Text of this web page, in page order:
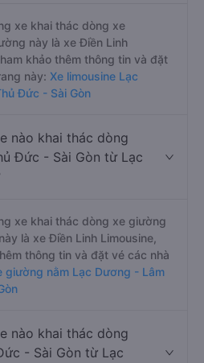
xe khai thác dòng xe
này là xe Điền Linh
khảo thêm thông tin và đặt
này: Xe limousine Lạc
Đức - Sài Gòn
nào khai thác dòng
Đức - Sài Gòn từ Lạc
xe khai thác dòng xe giường
là xe Điền Linh Limousine,
thông tin và đặt vé các nhà
giường nằm Lạc Dương - Lâm
nào khai thác dòng
- Sài Gòn từ Lạc